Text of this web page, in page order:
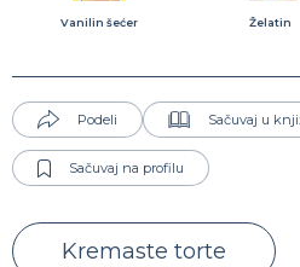
Vanilin šećer Želatin
Podeli Sačuvaj u
Sačuvaj na profilu
Kremaste torte